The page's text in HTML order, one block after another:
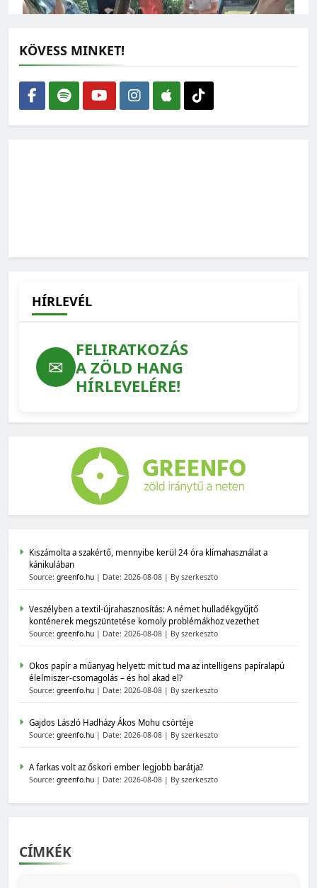
Zöld Hang podcast: Szolidáris Közösségek
2026-07-31
2026-07-24
KÖVESS MINKET!
HÍRLEVÉL
✉
FELIRATKOZÁS
A ZÖLD HANG
HÍRLEVELÉRE!
Kiszámolta a szakértő, mennyibe kerül 24 óra klímahasználat a
kánikulában
Source: greenfo.hu Date: 2026-08-08 By szerkeszto
Veszélyben a textil-újrahasznosítás: A német hulladékgyűjtő
konténerek megszüntetése komoly problémákhoz vezethet
Source: greenfo.hu Date: 2026-08-08 By szerkeszto
Okos papír a műanyag helyett: mit tud ma az intelligens papíralapú
élelmiszer-csomagolás – és hol akad el?
Source: greenfo.hu Date: 2026-08-08 By szerkeszto
Gajdos László Hadházy Ákos Mohu csörtéje
Source: greenfo.hu Date: 2026-08-08 By szerkeszto
A farkas volt az őskori ember legjobb barátja?
Source: greenfo.hu Date: 2026-08-08 By szerkeszto
CÍMKÉK